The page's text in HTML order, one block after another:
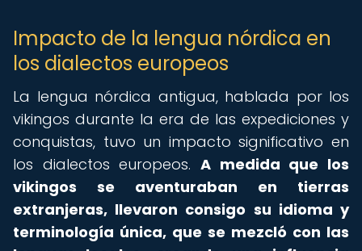
Impacto de la lengua nórdica en
los dialectos europeos
La lengua nórdica antigua, hablada por los
vikingos durante la era de las expediciones y
conquistas, tuvo un impacto significativo en
los dialectos europeos. A medida que los
vikingos se aventuraban en tierras
extranjeras, llevaron consigo su idioma y
terminología única, que se mezcló con las